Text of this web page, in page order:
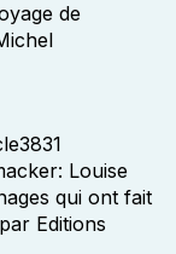
de
Louise
qui ont fait
Editions